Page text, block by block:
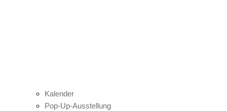
Kalender
Pop-Up-Ausstellung